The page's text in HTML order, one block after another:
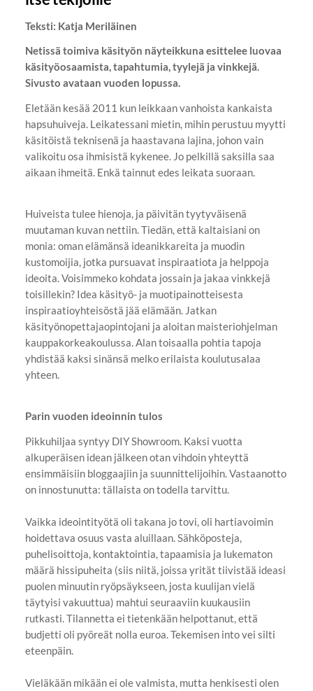
Teksti: Katja Meriläinen
Netissä toimiva käsityön näyteikkuna esittelee luovaa
käsityöosaamista, tapahtumia, tyylejä ja vinkkejä.
Sivusto avataan vuoden lopussa.
Eletään kesää 2011 kun leikkaan vanhoista kankaista
hapsuhuiveja. Leikatessani mietin, mihin perustuu myytti
käsitöistä teknisenä ja haastavana lajina, johon vain
valikoitu osa ihmisistä kykenee. Jo pelkillä saksilla saa
aikaan ihmeitä. Enkä tainnut edes leikata suoraan.
Huiveista tulee hienoja, ja päivitän tyytyväisenä
muutaman kuvan nettiin. Tiedän, että kaltaisiani on
monia: oman elämänsä ideanikkareita ja muodin
kustomoijia, jotka pursuavat inspiraatiota ja helppoja
ideoita. Voisimmeko kohdata jossain ja jakaa vinkkejä
toisillekin? Idea käsityö- ja muotipainotteisesta
inspiraatioyhteisöstä jää elämään. Jatkan
käsityönopettajaopintojani ja aloitan maisteriohjelman
kauppakorkeakoulussa. Alan toisaalla pohtia tapoja
yhdistää kaksi sinänsä melko erilaista koulutusalaa
yhteen.
Parin vuoden ideoinnin tulos
Pikkuhiljaa syntyy DIY Showroom. Kaksi vuotta
alkuperäisen idean jälkeen otan vihdoin yhteyttä
ensimmäisiin bloggaajiin ja suunnittelijoihin. Vastaanotto
on innostunutta: tällaista on todella tarvittu.
Vaikka ideointityötä oli takana jo tovi, oli hartiavoimin
hoidettava osuus vasta aluillaan. Sähköposteja,
puhelisoittoja, kontaktointia, tapaamisia ja lukematon
määrä hissipuheita (siis niitä, joissa yrität tiivistää ideasi
puolen minuutin ryöpsäykseen, josta kuulijan vielä
täytyisi vakuuttua) mahtui seuraaviin kuukausiin
rutkasti. Tilannetta ei tietenkään helpottanut, että
budjetti oli pyöreät nolla euroa. Tekemisen into vei silti
eteenpäin.
Vieläkään mikään ei ole valmista, mutta henkisesti olen